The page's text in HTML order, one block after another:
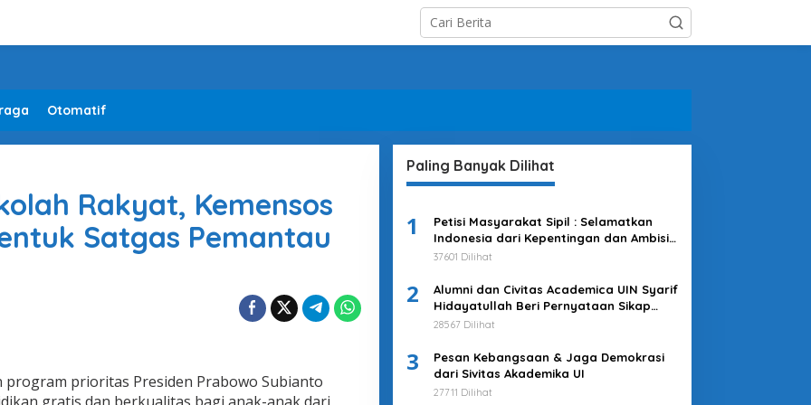
Otomatif
Rakyat, Kemensos
Satgas Pemantau
program prioritas Presiden Prabowo Subianto
Paling Banyak Dilihat
1
Petisi Masyarakat Sipil : Selamatkan
Indonesia dari Kepentingan dan Ambisi
Kekuasaan Jokowi & Kroni-kroninya!
Kepentingan Rakyat
37601 Dilihat
2
Alumni dan Civitas Academica UIN Syarif
Hidayatullah Beri Pernyataan Sikap
Merespons Penyelenggaraan Pemilu
28567 Dilihat
3
Pesan Kebangsaan & Jaga Demokrasi
dari Sivitas Akademika UI
27711 Dilihat